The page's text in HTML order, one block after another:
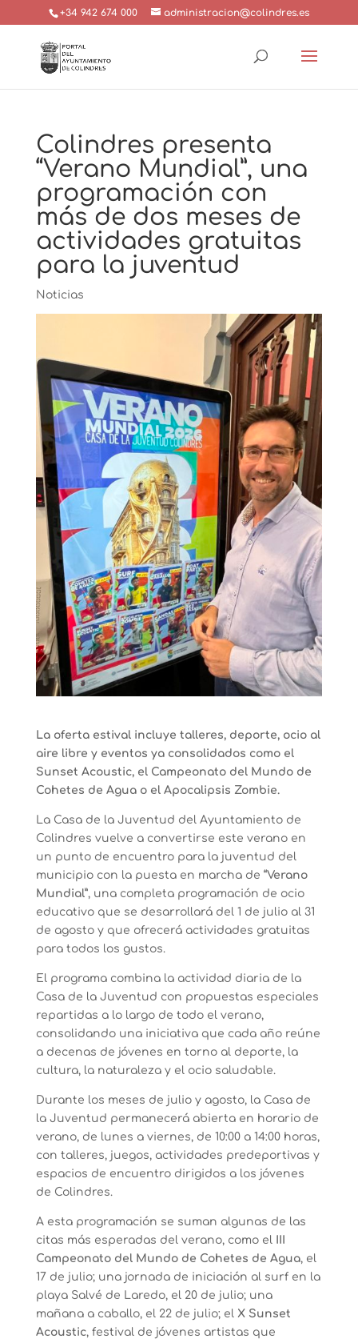
+34 942 674 000 administracion@colindres.es
Colindres presenta
“Verano Mundial”, una
programación con
más de dos meses de
actividades gratuitas
para la juventud
Noticias
La oferta estival incluye talleres, deporte, ocio al
aire libre y eventos ya consolidados como el
Sunset Acoustic, el Campeonato del Mundo de
Cohetes de Agua o el Apocalipsis Zombie.
La Casa de la Juventud del Ayuntamiento de
Colindres vuelve a convertirse este verano en
un punto de encuentro para la juventud del
municipio con la puesta en marcha de “Verano
Mundial”, una completa programación de ocio
educativo que se desarrollará del 1 de julio al 31
de agosto y que ofrecerá actividades gratuitas
para todos los gustos.
El programa combina la actividad diaria de la
Casa de la Juventud con propuestas especiales
repartidas a lo largo de todo el verano,
consolidando una iniciativa que cada año reúne
a decenas de jóvenes en torno al deporte, la
cultura, la naturaleza y el ocio saludable.
Durante los meses de julio y agosto, la Casa de
la Juventud permanecerá abierta en horario de
verano, de lunes a viernes, de 10:00 a 14:00 horas,
con talleres, juegos, actividades predeportivas y
espacios de encuentro dirigidos a los jóvenes
de Colindres.
A esta programación se suman algunas de las
citas más esperadas del verano, como el
Campeonato del Mundo de Cohetes de Agua, el
17 de julio; una jornada de iniciación al surf en la
playa Salvé de Laredo, el 20 de julio; una
mañana a caballo, el 22 de julio; el X Sunset
Acoustic, festival de jóvenes artistas que